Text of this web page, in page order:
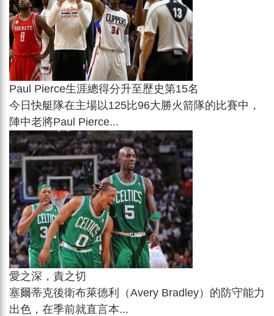
Paul Pierce生涯總得分升至歷史第15名
今日快艇隊在主場以125比96大勝火箭隊的比賽中，
陣中老將Paul Pierce...
愛之深，責之切
塞爾蒂克後衛布萊德利（Avery Bradley）的防守能力
出色，在季前就直言本...